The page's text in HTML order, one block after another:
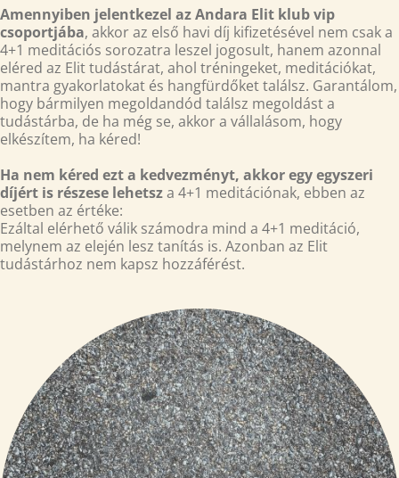
Amennyiben jelentkezel az Andara Elit klub vip
csoportjába, akkor az első havi díj kifizetésével nem csak a
4+1 meditációs sorozatra leszel jogosult, hanem azonnal
eléred az Elit tudástárat, ahol tréningeket, meditációkat,
mantra gyakorlatokat és hangfürdőket találsz. Garantálom,
hogy bármilyen megoldandód találsz megoldást a
tudástárba, de ha még se, akkor a vállalásom, hogy
elkészítem, ha kéred!
Ha nem kéred ezt a kedvezményt, akkor egy egyszeri
díjért is részese lehetsza 4+1 meditációnak, ebben az
esetben az értéke:
Ezáltal elérhető válik számodra mind a 4+1 meditáció,
melynem az elején lesz tanítás is. Azonban az Elit
tudástárhoz nem kapsz hozzáférést.